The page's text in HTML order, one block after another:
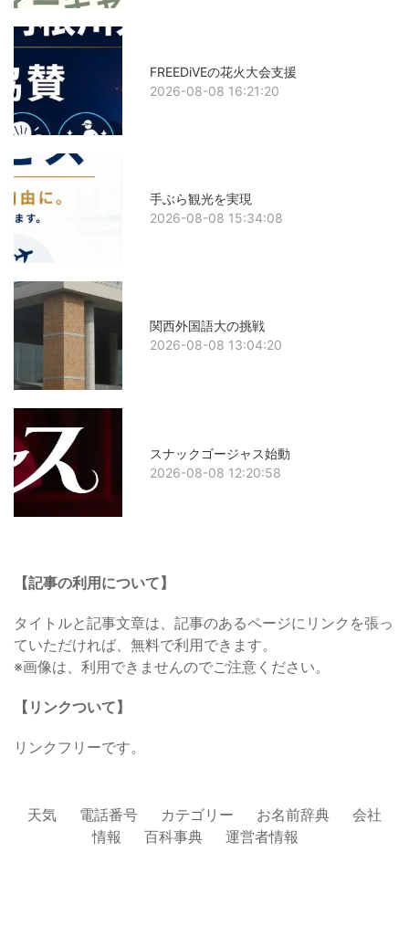
FREEDiVEの花火大会支援
2026-08-08 16:21:20
手ぶら観光を実現
2026-08-08 15:34:08
関西外国語大の挑戦
2026-08-08 13:04:20
スナックゴージャス始動
2026-08-08 12:20:58
【記事の利用について】
タイトルと記事文章は、記事のあるページにリンクを張っ
ていただければ、無料で利用できます。
※画像は、利用できませんのでご注意ください。
【リンクついて】
リンクフリーです。
天気 電話番号 カテゴリー お名前辞典
会社
情報
百科事典 運営者情報